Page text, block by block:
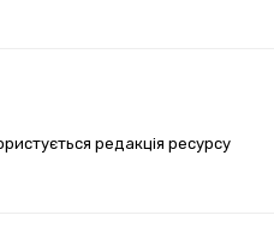
редакція ресурсу